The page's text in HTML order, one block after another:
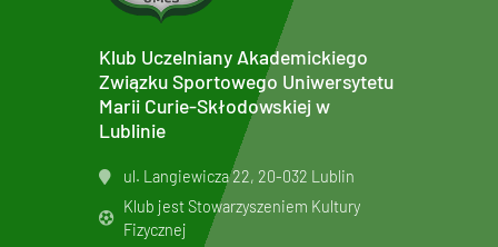
Klub Uczelniany Akademickiego
Związku Sportowego Uniwersytetu
Marii Curie-Skłodowskiej w
Lublinie
ul. Langiewicza 22, 20-032 Lublin
Klub jest Stowarzyszeniem Kultury
Fizycznej